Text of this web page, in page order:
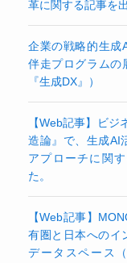
革に関する記事を
企業の戦略的生成
伴走プログラムの
『生成DX』）
【Web記事】ビ
造論』で、生成AI
アプローチに関
た。
【Web記事】
有圏と日本へのイ
データスペース